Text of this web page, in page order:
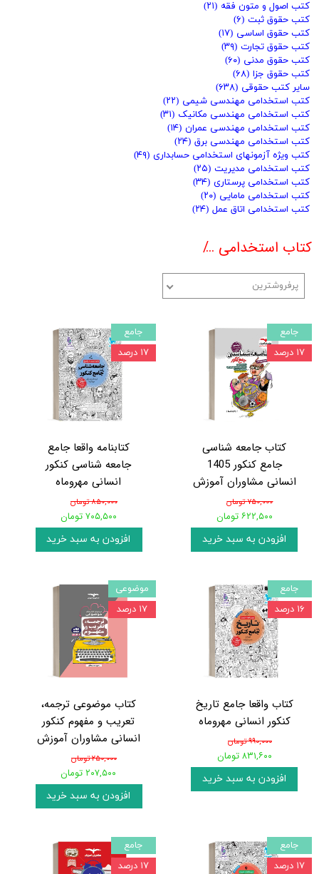
کتاب استخدامی
پرفروشترین
کتاب جامعه شناسی
جامع کنکور 1405
انسانی مشاوران آموزش
۷۵۰,۰۰۰ تومان
۶۲۲,۵۰۰ تومان
افزودن به سبد خرید
جامع
۱۷ درصد
کتابنامه واقعا جامع
جامعه شناسی کنکور
انسانی مهروماه
۸۵۰,۰۰۰ تومان
۷۰۵,۵۰۰ تومان
افزودن به سبد خرید
جامع
۱۷ درصد
کتاب واقعا جامع تاریخ
کنکور انسانی مهروماه
۹۹۰,۰۰۰ تومان
۸۳۱,۶۰۰ تومان
افزودن به سبد خرید
جامع
۱۶ درصد
کتاب موضوعی ترجمه،
تعریب و مفهوم کنکور
انسانی مشاوران آموزش
۲۵۰,۰۰۰ تومان
۲۰۷,۵۰۰ تومان
افزودن به سبد خرید
موضوعی
۱۷ درصد
جامع
۱۷ درصد
جامع
۱۷ درصد
کتب اصول و متون فقه (۲۱)
کتب حقوق ثبت (۶)
کتب حقوق اساسی (۱۷)
کتب حقوق تجارت (۳۹)
کتب حقوق مدنی (۶۰)
کتب حقوق جزا (۶۸)
سایر کتب حقوقی (۶۳۸)
کتب استخدامی مهندسی شیمی (۲۲)
کتب استخدامی مهندسی مکانیک (۳۱)
کتب استخدامی مهندسی عمران (۱۴)
کتب استخدامی مهندسی برق (۲۴)
کتب ویژه آزمونهای استخدامی حسابداری (۴۹)
کتب استخدامی مدیریت (۲۵)
کتب استخدامی پرستاری (۳۴)
کتب استخدامی مامایی (۲۰)
کتب استخدامی اتاق عمل (۲۴)